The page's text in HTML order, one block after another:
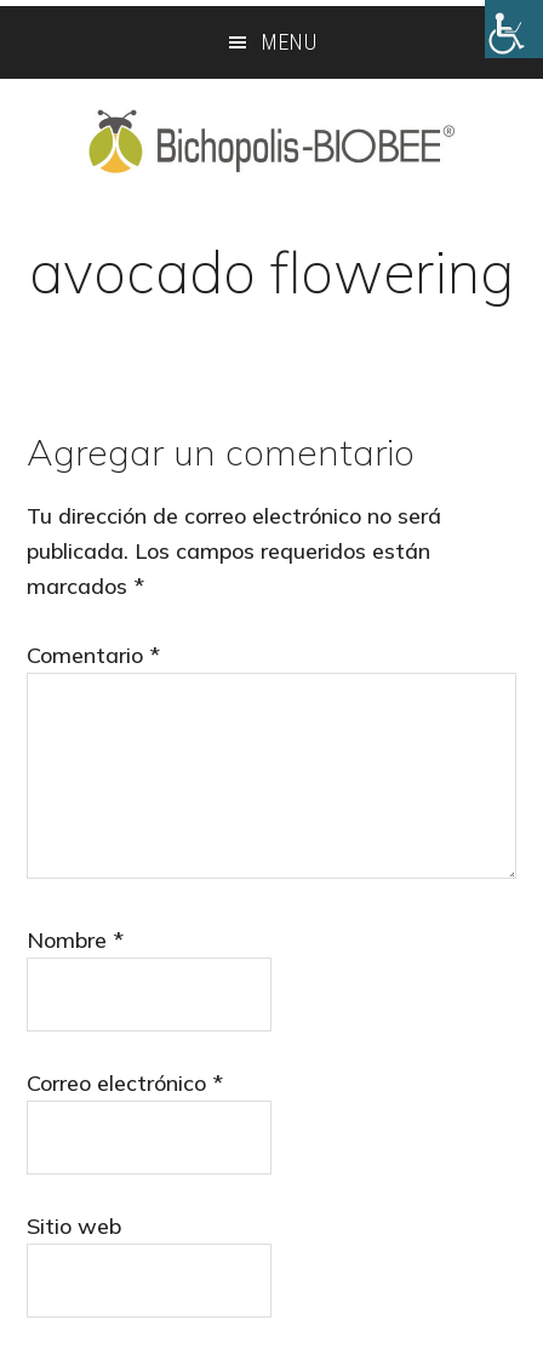
MENU
avocado flowering
Reader
Interactions
Agregar un comentario
Tu dirección de correo electrónico no será
publicada. Los campos requeridos están
marcados *
Comentario *
Nombre *
Correo electrónico *
Sitio web